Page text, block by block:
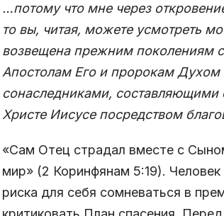
…потому что мне через
то вы, читая, можете усмотреть
возвещена прежним поколениям
Апостолам Его и пророкам
сонаследниками, составляющими
Христе Иисусе посредством
«Сам Отец страдал вместе с
мир» (2 Коринфянам 5:19).
риска для себя сомневаться в